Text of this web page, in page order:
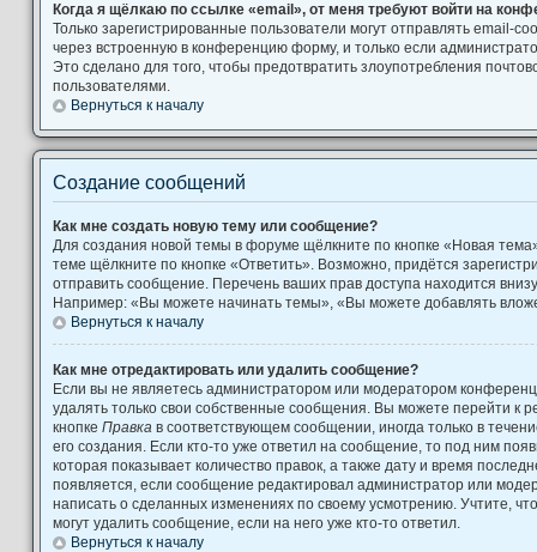
Когда я щёлкаю по ссылке «email», от меня требуют войти на
Только зарегистрированные пользователи могут отправлять email-
через встроенную в конференцию форму, и только если
Это сделано для того, чтобы предотвратить злоупотребления
пользователями.
Вернуться к началу
Создание сообщений
Как мне создать новую тему или сообщение?
Для создания новой темы в форуме щёлкните по кнопке «Новая
теме щёлкните по кнопке «Ответить». Возможно, придётся
отправить сообщение. Перечень ваших прав доступа находится
Например: «Вы можете начинать темы», «Вы можете добавлять
Вернуться к началу
Как мне отредактировать или удалить сообщение?
Если вы не являетесь администратором или модератором
удалять только свои собственные сообщения. Вы можете перейти к
кнопке Правка в соответствующем сообщении, иногда только в
его создания. Если кто-то уже ответил на сообщение, то под ним
которая показывает количество правок, а также дату и время
появляется, если сообщение редактировал администратор или
написать о сделанных изменениях по своему усмотрению. Учтите,
могут удалить сообщение, если на него уже кто-то ответил.
Вернуться к началу